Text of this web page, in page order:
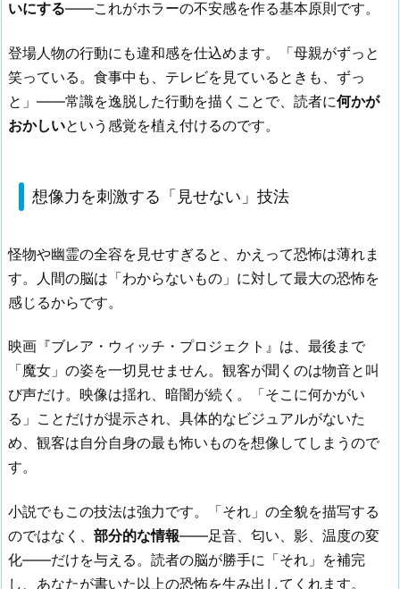
いにする——これがホラーの不安感を作る基本原則です。
登場人物の行動にも違和感を仕込めます。「母親がずっと
笑っている。食事中も、テレビを見ているときも、ずっ
と」——常識を逸脱した行動を描くことで、読者に何かが
おかしいという感覚を植え付けるのです。
想像力を刺激する「見せない」技法
怪物や幽霊の全容を見せすぎると、かえって恐怖は薄れま
す。人間の脳は「わからないもの」に対して最大の恐怖を
感じるからです。
映画『ブレア・ウィッチ・プロジェクト』は、最後まで
「魔女」の姿を一切見せません。観客が聞くのは物音と叫
び声だけ。映像は揺れ、暗闇が続く。「そこに何かがい
る」ことだけが提示され、具体的なビジュアルがないた
め、観客は自分自身の最も怖いものを想像してしまうので
す。
小説でもこの技法は強力です。「それ」の全貌を描写する
のではなく、 部分的な情報——足音、匂い、影、温度の変
化——だけを与える。読者の脳が勝手に「それ」を補完
し、あなたが書いた以上の恐怖を生み出してくれます。